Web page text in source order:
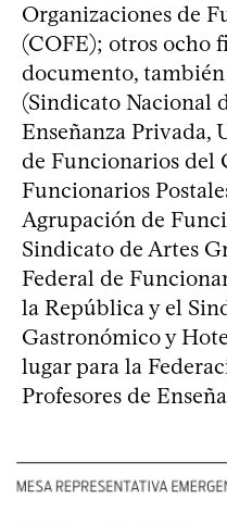
Organizaciones de
(COFE); otros ocho
documento,
(Sindicato Nacional
Enseñanza Privada,
de Funcionarios del
Funcionarios
Agrupación de
Sindicato de Artes
Federal de
la República y el
Gastronómico y
lugar para la
Profesores de